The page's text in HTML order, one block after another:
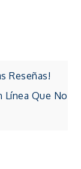
Reseñas!
Línea Que No